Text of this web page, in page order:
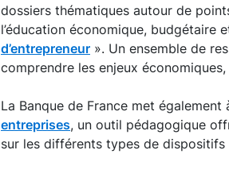
dossiers thématiques autour de
l’éducation économique, budgétaire
d’entrepreneur ». Un ensemble de
comprendre les enjeux
La Banque de France met
entreprises, un outil pédagogique
sur les différents types de